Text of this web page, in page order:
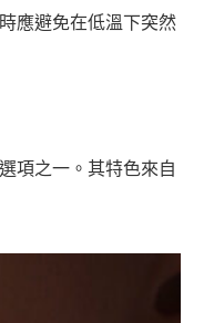
應避免在低溫下突然
項之一。其特色來自